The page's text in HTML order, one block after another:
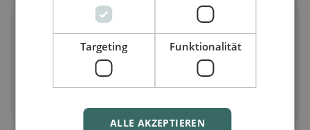
🥕
Vegetarianoin Winterthur
Piatti senza carne e classici vegetariani
Targeting Funktionalität
ALLE AKZEPTIEREN